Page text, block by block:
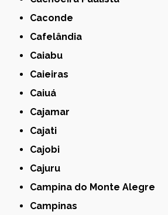
Caconde
Cafelândia
Caiabu
Caieiras
Caiuá
Cajamar
Cajati
Cajobi
Cajuru
Campina do Monte Alegre
Campinas